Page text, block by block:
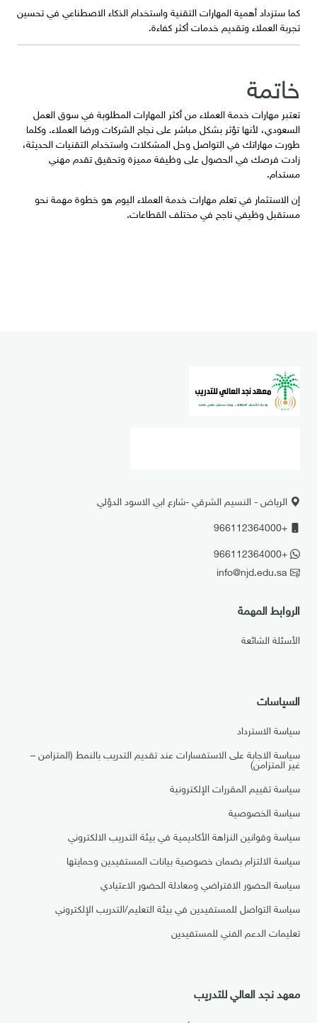
كما ستزداد أهمية المهارات التقنية واستخدام الذكاء الاصطناعي في تحسين
تجربة العملاء وتقديم خدمات أكثر كفاءة.
خاتمة
تعتبر مهارات خدمة العملاء من أكثر المهارات المطلوبة في سوق العمل
السعودي، لأنها تؤثر بشكل مباشر على نجاح الشركات ورضا العملاء. وكلما
طورت مهاراتك في التواصل وحل المشكلات واستخدام التقنيات الحديثة،
زادت فرصك في الحصول على وظيفة مميزة وتحقيق تقدم مهني
مستدام.
إن الاستثمار في تعلم مهارات خدمة العملاء اليوم هو خطوة مهمة نحو
مستقبل وظيفي ناجح في مختلف القطاعات.
الرياض - النسيم الشرقي -شارع ابي الاسود الدؤلي
+966112364000
+966112364000
info@njd.edu.sa
الروابط المهمة
الأسئلة الشائعة
السياسات
سياسة الاسترداد
سياسة الاجابة على الاستفسارات عند تقديم التدريب بالنمط (المتزامن –
غير المتزامن)
سياسة تقييم المقررات الإلكترونية
سياسة الخصوصية
سياسة وقوانين النزاهة الأكاديمية في بيئة التدريب الالكتروني
سياسة الالتزام بضمان خصوصية بيانات المستفيدين وحمايتها
سياسة الحضور الافتراضي ومعادلة الحضور الاعتيادي
سياسة التواصل للمستفيدين في بيئة التعليم/التدريب الإلكتروني
تعليمات الدعم الفني للمستفيدين
معهد نجد العالي للتدريب